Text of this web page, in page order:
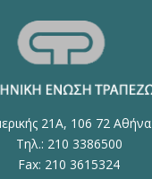
21Α, 106 72 Αθήνα
Τηλ.: 210 3386500
Fax: 210 3615324